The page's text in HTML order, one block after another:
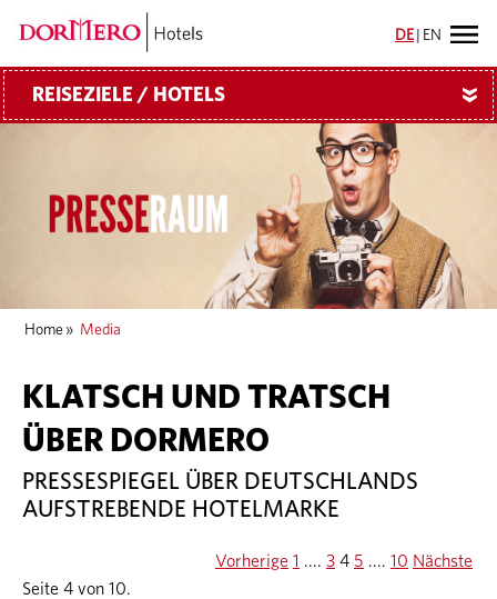
DE EN
REISEZIELE / HOTELS »
Home » Media
KLATSCH UND TRATSCH
ÜBER DORMERO
PRESSESPIEGEL ÜBER DEUTSCHLANDS
AUFSTREBENDE HOTELMARKE
Seite 4 von 10.
Vorherige 1 .... 3 4 5 .... 10 Nächste